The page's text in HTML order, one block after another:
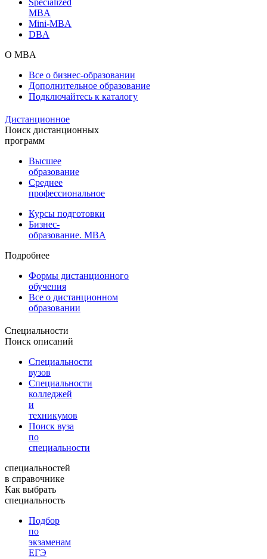
MBA
Mini-MBA
DBA
О MBA
Все о бизнес-образовании
Дополнительное образование
Подключайтесь к каталогу
Дистанционное
Поиск дистанционных
программ
Высшее
образование
Среднее
профессиональное
Курсы подготовки
Бизнес-
образование. MBA
Подробнее
Формы дистанционного
обучения
Все о дистанционном
образовании
Специальности
Поиск описаний
Специальности
вузов
Специальности
колледжей
и
техникумов
Поиск вуза
по
специальности
специальностей
в справочнике
Как выбрать
специальность
Подбор
по
экзаменам
ЕГЭ